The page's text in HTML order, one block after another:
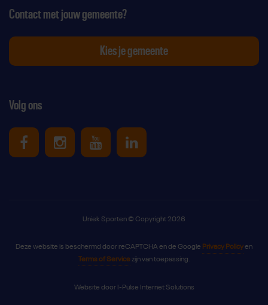
Volg ons
Uniek Sporten op Facebook
Uniek Sporten op Instagram
Uniek Sporten op Youtube
Uniek Sporten op
Contact met jouw gemeente?
Kies je gemeente
Uniek Sporten © Copyright 2026
Deze website is beschermd door reCAPTCHA en de Google Privacy Policyen
Terms of Servicezijn van toepassing.
Website door I-Pulse Internet Solutions